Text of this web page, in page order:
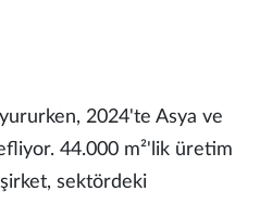
2024'te Asya ve
44.000 m²'lik üretim
sektördeki